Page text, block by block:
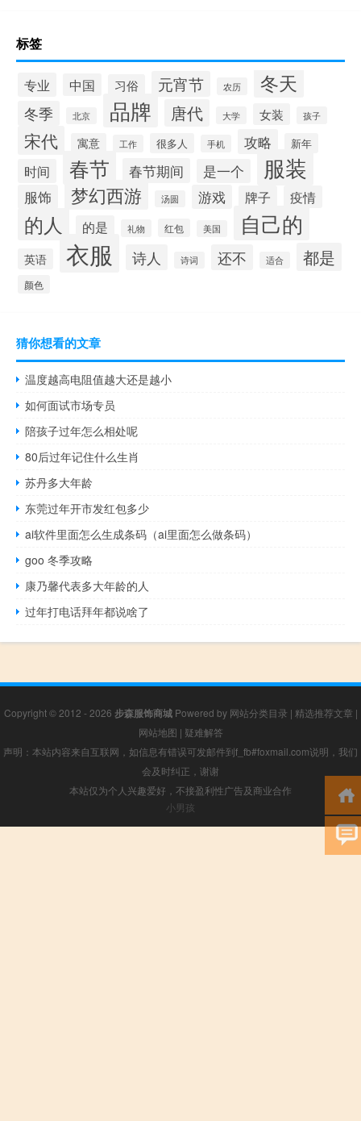
标签
专业 中国 习俗 元宵节 农历 冬天
冬季 北京 品牌 唐代 大学 女装 孩子
宋代 寓意 工作 很多人 手机 攻略 新年
时间 春节 春节期间 是一个 服装
服饰 梦幻西游 汤圆 游戏 牌子 疫情
的人 的是 礼物 红包 美国 自己的
英语 衣服 诗人 诗词 还不 适合 都是
颜色
猜你想看的文章
温度越高电阻值越大还是越小
如何面试市场专员
陪孩子过年怎么相处呢
80后过年记住什么生肖
苏丹多大年龄
东莞过年开市发红包多少
ai软件里面怎么生成条码（ai里面怎么做条码）
goo 冬季攻略
康乃馨代表多大年龄的人
过年打电话拜年都说啥了
Copyright © 2012 - 2026 步森服饰商城Powered by 网站分类目录 | 精选推荐文章 |
网站地图 | 疑难解答
声明：本站内容来自互联网，如信息有错误可发邮件到f_fb#foxmail.com说明，我们
会及时纠正，谢谢
本站仅为个人兴趣爱好，不接盈利性广告及商业合作
小男孩